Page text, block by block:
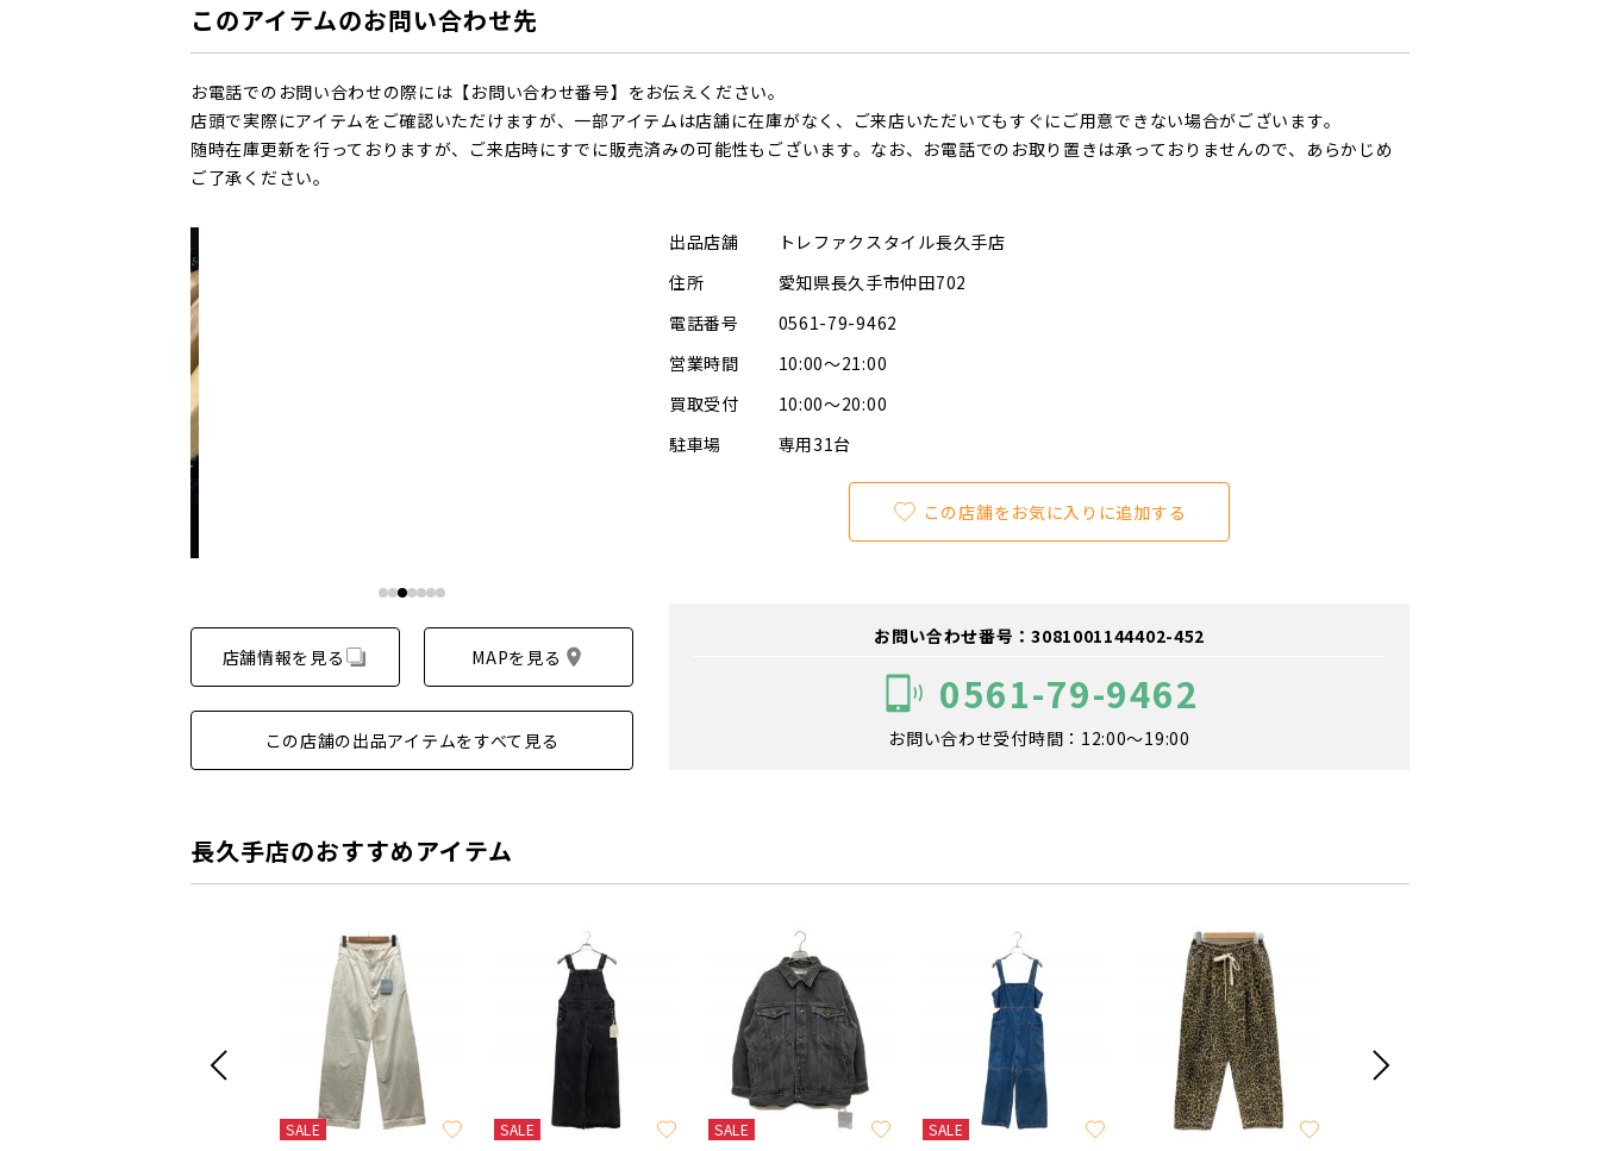
このアイテムのお問い合わせ先
お電話でのお問い合わせの際には【お問い合わせ番号】をお伝えください。
店頭で実際にアイテムをご確認いただけますが、一部アイテムは店舗に在庫がなく、ご来店いただいてもすぐにご用意できない場合がございます。
随時在庫更新を行っておりますが、ご来店時にすでに販売済みの可能性もございます。なお、お電話でのお取り置きは承っておりませんので、あらかじめ
ご了承ください。
店舗情報を見る MAPを見る
この店舗の出品アイテムをすべて見る
出品店舗
トレファクスタイル長久手店
住所
愛知県長久手市仲田702
電話番号
0561-79-9462
営業時間
10:00～21:00
買取受付
10:00～20:00
駐車場
専用31台
この店舗をお気に入りに追加する
お問い合わせ番号：3081001144402-452
0561-79-9462
お問い合わせ受付時間：12:00～19:00
長久手店のおすすめアイテム
SALE
SALE
SALE
SALE